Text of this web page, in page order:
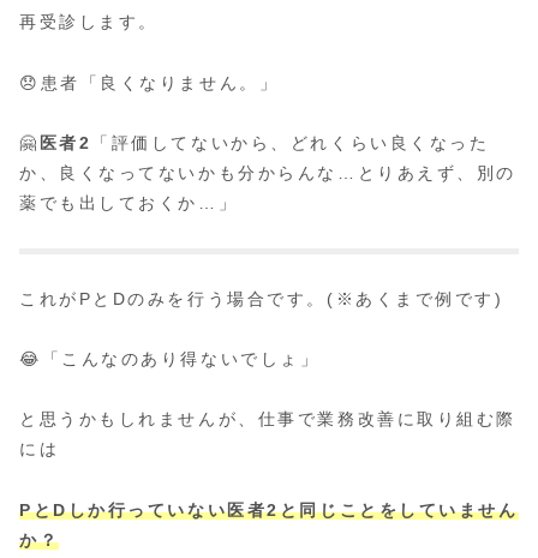
再受診します。
😞患者「良くなりません。」
🤗 医者2
「評価してないから、どれくらい良くなった
か、良くなってないかも分からんな…とりあえず、別の
薬でも出しておくか…」
これがPとDのみを行う場合です。(※あくまで例です)
😂「こんなのあり得ないでしょ」
と思うかもしれませんが、仕事で業務改善に取り組む際
には
PとDしか行っていない医者2と同じことをしていません
か？